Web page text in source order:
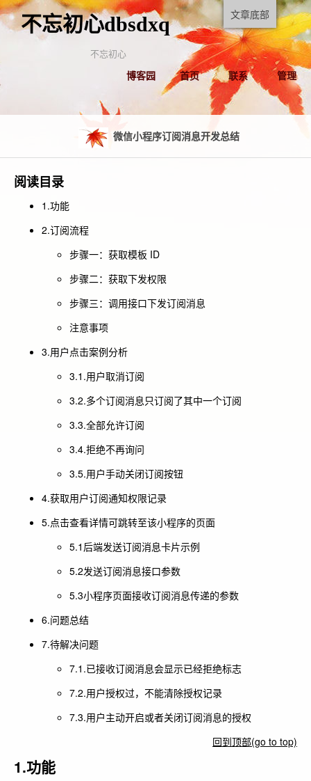
不忘初心dbsdxq
不忘初心
博客园 首页 联系 管理
微信小程序订阅消息开发总结
阅读目录
1.功能
2.订阅流程
步骤一：获取模板 ID
步骤二：获取下发权限
步骤三：调用接口下发订阅消息
注意事项
3.用户点击案例分析
3.1.用户取消订阅
3.2.多个订阅消息只订阅了其中一个订阅
3.3.全部允许订阅
3.4.拒绝不再询问
3.5.用户手动关闭订阅按钮
4.获取用户订阅通知权限记录
5.点击查看详情可跳转至该小程序的页面
5.1后端发送订阅消息卡片示例
5.2发送订阅消息接口参数
5.3小程序页面接收订阅消息传递的参数
6.问题总结
7.待解决问题
7.1.已接收订阅消息会显示已经拒绝标志
7.2.用户授权过，不能清除授权记录
7.3.用户主动开启或者关闭订阅消息的授权
回到顶部(go to top)
1.功能
文章底部